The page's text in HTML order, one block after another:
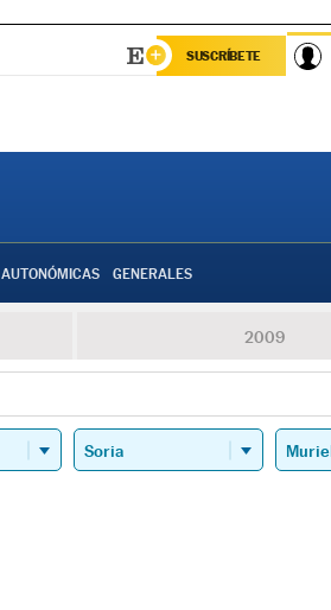
SUSCRÍBETE
AUTONÓMICAS GENERALES
2009